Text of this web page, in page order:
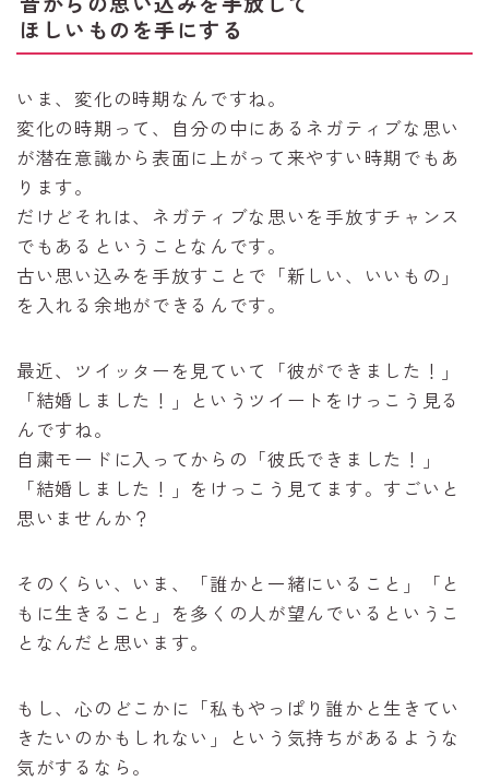
ほしいものを手にする
いま、変化の時期なんですね。
変化の時期って、自分の中にあるネガティブな思い
が潜在意識から表面に上がって来やすい時期でもあ
ります。
だけどそれは、ネガティブな思いを手放すチャンス
でもあるということなんです。
古い思い込みを手放すことで「新しい、いいもの」
を入れる余地ができるんです。
最近、ツイッターを見ていて「彼ができました！」
「結婚しました！」というツイートをけっこう見る
んですね。
自粛モードに入ってからの「彼氏できました！」
「結婚しました！」をけっこう見てます。すごいと
思いませんか？
そのくらい、いま、「誰かと一緒にいること」「と
もに生きること」を多くの人が望んでいるというこ
となんだと思います。
もし、心のどこかに「私もやっぱり誰かと生きてい
きたいのかもしれない」という気持ちがあるような
気がするなら。